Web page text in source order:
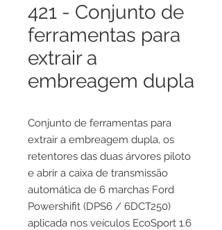
421 - Conjunto de
ferramentas para
extrair a
embreagem dupla
Conjunto de ferramentas para
extrair a embreagem dupla, os
retentores das duas árvores piloto
e abrir a caixa de transmissão
automática de 6 marchas Ford
Powershifit (DPS6 / 6DCT250)
aplicada nos veículos EcoSport 1.6